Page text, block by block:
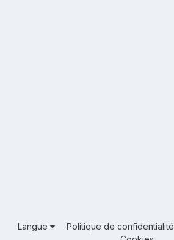
Langue Politique de confidentialité